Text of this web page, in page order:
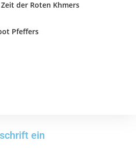
der Roten Khmers
Pfeffers
ein